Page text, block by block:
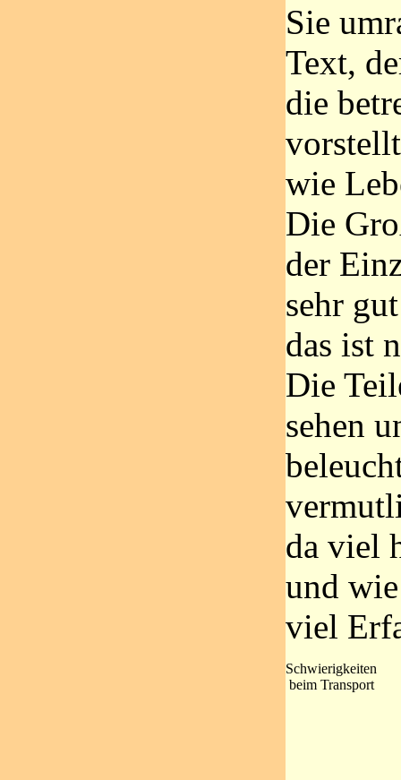
Sie
Text,
die
wie
Die
der
sehr
das ist
Die
sehen
da viel
und
viel
Schwierigkeiten
beim Transport